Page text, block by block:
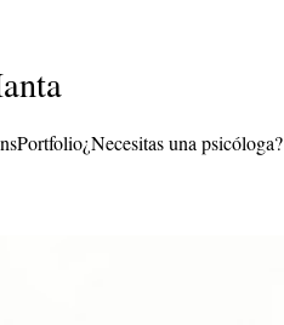
Portfolio¿Necesitas una psicóloga?